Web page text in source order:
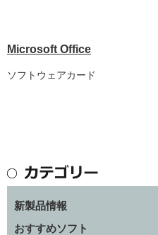
Microsoft Office
ソフトウェアカード
新製品情報
おすすめソフト